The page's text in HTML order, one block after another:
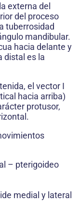
externa del
del proceso
tuberrosidad
mandibular.
hacia delante y
distal es la
el vector I
hacia arriba)
protusor,
– pterigoideo
medial y lateral